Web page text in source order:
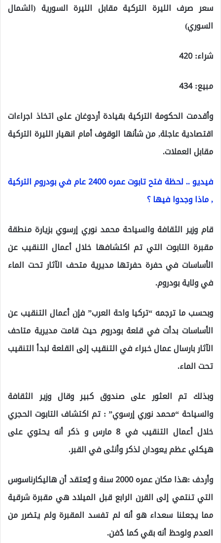
سعر صرف الليرة التركية مقابل الليرة السورية (الشمال
السوري)
شراء: 420
مبيع: 434
وأقدمت الحكومة التركية بقيادة أردوغان على اتخاذ اجراءات
اقتصادية عاجلة, من شأنها الوقوف أمام انهيار الليرة التركية
مقابل العملات.
فيديو .. لحظة فتح تابوت عمره 2400 عام في بودروم التركية
, ماذا وجدوا فيها ؟
قام وزير الثقافة والسياحة محمد نوري إرسوي بزيارة منطقة
مقبرة التابوت التي تم اكتشافها خلال أعمال التنقيب عن
الأساسات في حفرة حفرتها مديرية متحف الآثار تحت الماء
في ولاية بودروم.
وبحسب ما ترجمه “تركيا واحة العرب” فإن أعمال التنقيب عن
الأساسات بدأت في قلعة بودروم حيث قامت مديرية متاحف
الآثار بارسال عمال خبراء في التنقيب إلى القلعة لبدأ التنقيب
تحت الماء.
وبذلك تم العثور على صندوق كبير وقال وزير الثقافة
والسياحة “محمد نوري إرسوي” : تم اكتشاف التابوت الحجري
خلال أعمال التنقيب في 8 مارس و ذكر أنه يحتوي على
هيكلي عظم يعودان لذكر وأنثى في القبر.
وأردف :هذا مكان عمره 2000 سنة و يُعتقد أن هاليكارناسوس
التي تنتمي إلى القرن الرابع قبل الميلاد هي مقبرة شرقية
مما يجعلنا سعداء هو أنه لم تفسد المقبرة ولم يتضرر من
العدم ولوحظ أنه بقي كما دُفن.